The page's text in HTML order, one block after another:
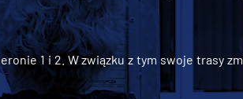
1 i 2. W związku z tym swoje trasy